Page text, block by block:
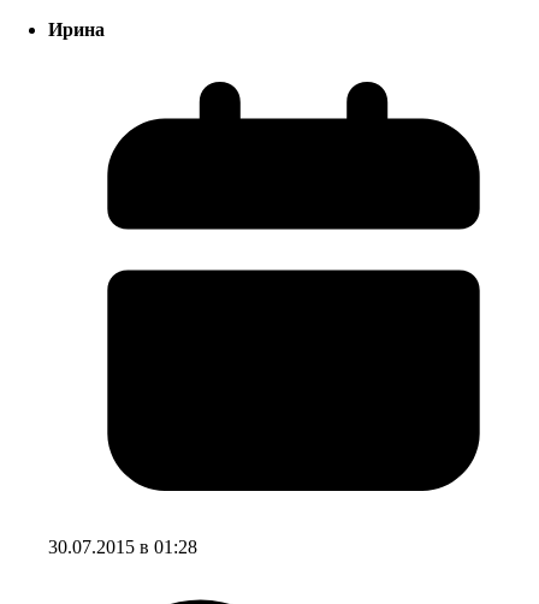
Ирина
30.07.2015 в 01:28